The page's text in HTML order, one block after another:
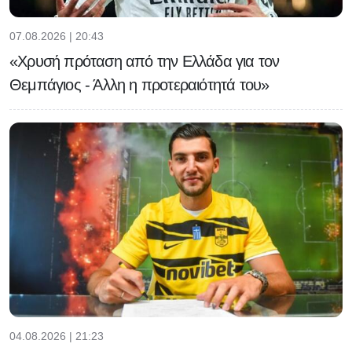
07.08.2026 | 20:43
«Χρυσή πρόταση από την Ελλάδα για τον
Θεμπάγιος - Άλλη η προτεραιότητά του»
04.08.2026 | 21:23